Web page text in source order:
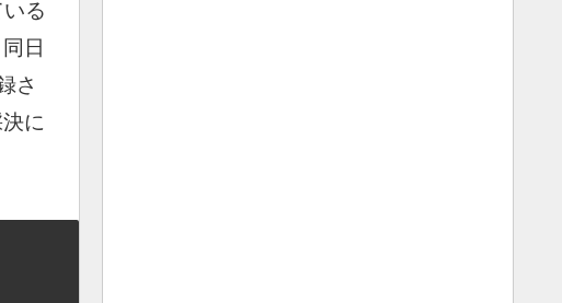
る
日
さ
に